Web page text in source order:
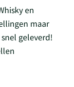
en
maar
geleverd!